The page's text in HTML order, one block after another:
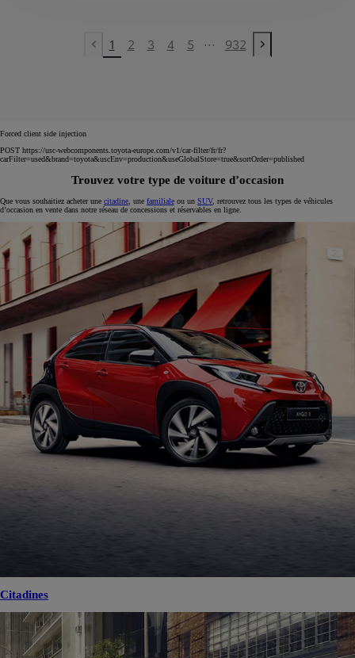
Previous page
1 2 3 4 5 ... 932
Next page
Forced client side injection
POST https://usc-webcomponents.toyota-europe.com/v1/car-filter/fr/fr?
carFilter=used&brand=toyota&uscEnv=production&useGlobalStore=true&sortOrder=published
Trouvez votre type de voiture d’occasion
Que vous souhaitiez acheter une citadine , une familiale ou un SUV, retrouvez tous les types de véhicules
d’occasion en vente dans notre réseau de concessions et réservables en ligne.
Citadines